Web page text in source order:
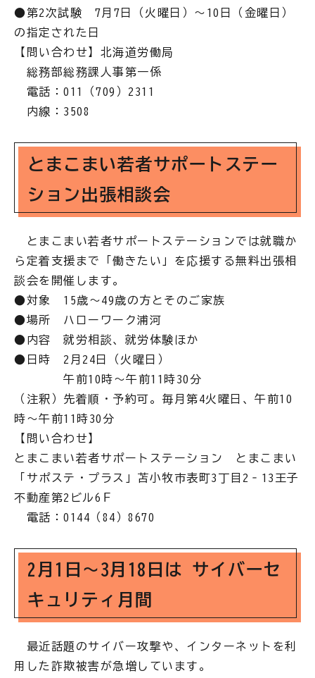
●第2次試験 7月7日（火曜日）～10日（金曜日）
の指定された日
【問い合わせ】北海道労働局
総務部総務課人事第一係
電話：011（709）2311
内線：3508
とまこまい若者サポートステー
ション出張相談会
とまこまい若者サポートステーションでは就職か
ら定着支援まで「働きたい」を応援する無料出張相
談会を開催します。
●対象 15歳～49歳の方とそのご家族
●場所 ハローワーク浦河
●内容 就労相談、就労体験ほか
●日時 2月24日（火曜日）
午前10時～午前11時30分
（注釈）先着順・予約可。毎月第4火曜日、午前10
時～午前11時30分
【問い合わせ】
とまこまい若者サポートステーション とまこまい
「サポステ・プラス」苫小牧市表町3丁目2‐13王子
不動産第2ビル6Ｆ
電話：0144（84）8670
2月1日～3月18日は サイバーセ
キュリティ月間
最近話題のサイバー攻撃や、インターネットを利
用した詐欺被害が急増しています。